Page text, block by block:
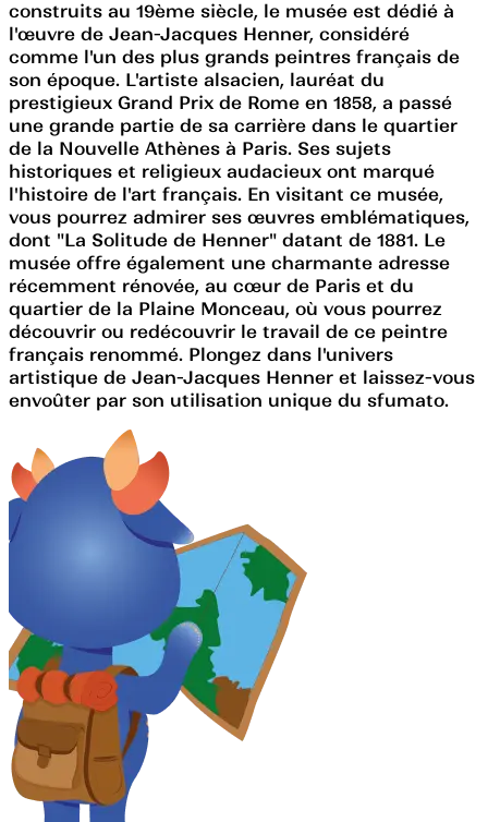
construits au 19ème siècle, le musée est dédié à
l'œuvre de Jean-Jacques Henner, considéré
comme l'un des plus grands peintres français de
son époque. L'artiste alsacien, lauréat du
prestigieux Grand Prix de Rome en 1858, a passé
une grande partie de sa carrière dans le quartier
de la Nouvelle Athènes à Paris. Ses sujets
historiques et religieux audacieux ont marqué
l'histoire de l'art français. En visitant ce musée,
vous pourrez admirer ses œuvres emblématiques,
dont "La Solitude de Henner" datant de 1881. Le
musée offre également une charmante adresse
récemment rénovée, au cœur de Paris et du
quartier de la Plaine Monceau, où vous pourrez
découvrir ou redécouvrir le travail de ce peintre
français renommé. Plongez dans l'univers
artistique de Jean-Jacques Henner et laissez-vous
envoûter par son utilisation unique du sfumato.